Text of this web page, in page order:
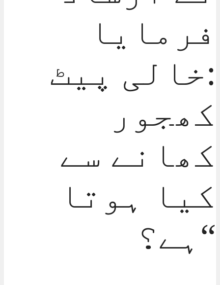
فرمایا
:خالی پیٹ
کھجور
کھانے سے
کیا ہوتا
ہے؟“